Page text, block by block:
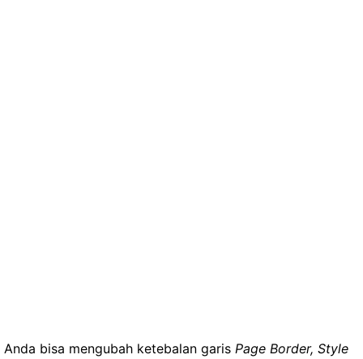
Anda bisa mengubah ketebalan garis Page Border, Style